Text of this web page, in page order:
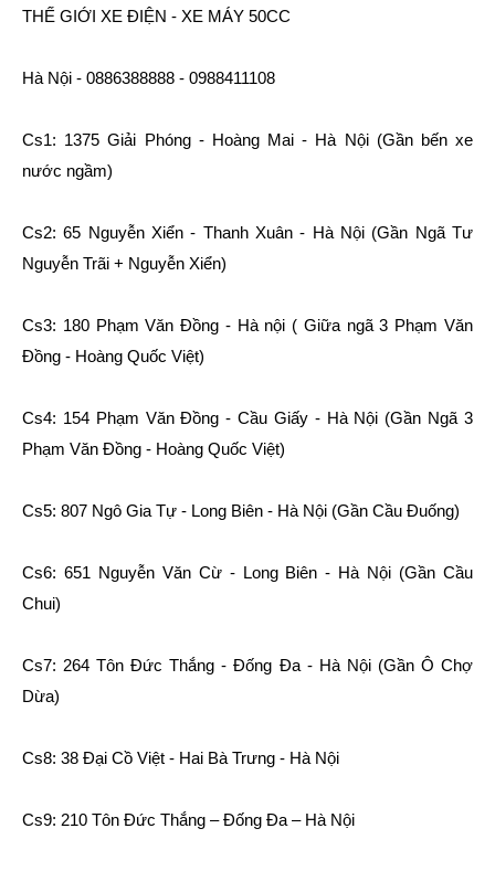
THẾ GIỚI XE ĐIỆN - XE MÁY 50CC
Hà Nội - 0886388888 - 0988411108
Cs1: 1375 Giải Phóng - Hoàng Mai - Hà Nội (Gần bến xe
nước ngầm)
Cs2: 65 Nguyễn Xiển - Thanh Xuân - Hà Nội (Gần Ngã Tư
Nguyễn Trãi + Nguyễn Xiển)
Cs3: 180 Phạm Văn Đồng - Hà nội ( Giữa ngã 3 Phạm Văn
Đồng - Hoàng Quốc Việt)
Cs4: 154 Phạm Văn Đồng - Cầu Giấy - Hà Nội (Gần Ngã 3
Phạm Văn Đồng - Hoàng Quốc Việt)
Cs5: 807 Ngô Gia Tự - Long Biên - Hà Nội (Gần Cầu Đuống)
Cs6: 651 Nguyễn Văn Cừ - Long Biên - Hà Nội (Gần Cầu
Chui)
Cs7: 264 Tôn Đức Thắng - Đống Đa - Hà Nội (Gần Ô Chợ
Dừa)
Cs8: 38 Đại Cồ Việt - Hai Bà Trưng - Hà Nội
Cs9: 210 Tôn Đức Thắng – Đống Đa – Hà Nội